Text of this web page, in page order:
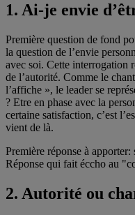
1. Ai-je envie
Première question de fond
la question de l’envie
avec soi. Cette interrogation
de l’autorité. Comme le
l’affiche », le leader se
? Etre en phase avec la
certaine satisfaction, c’est
vient de là.
Première réponse à
Réponse qui fait éccho au
2. Autorité ou